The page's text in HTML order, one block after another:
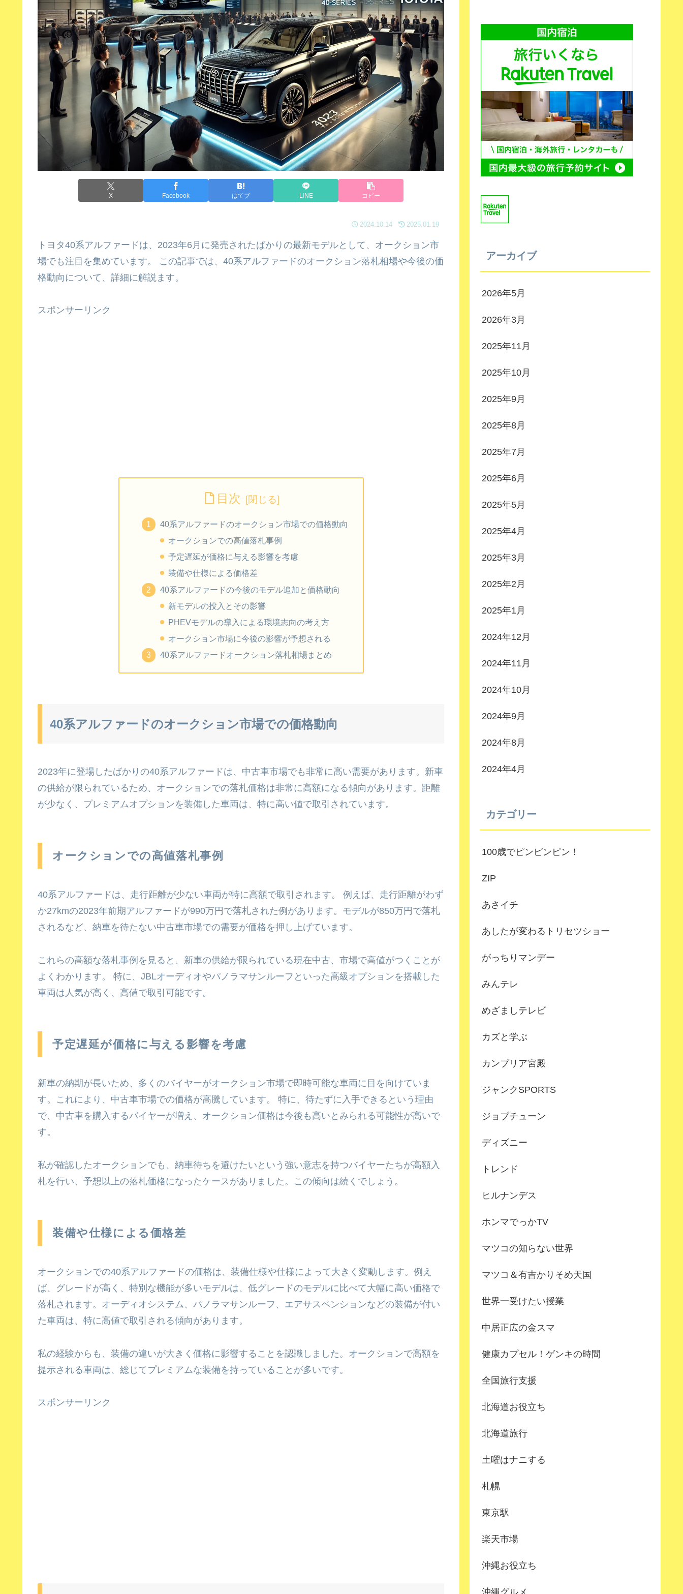
X Facebook はてブ LINE コピー
2024.10.14 2025.01.19
トヨタ40系アルファードは、2023年6月に発売されたばかりの最新モデルとして、オークション市
場でも注目を集めています。 この記事では、40系アルファードのオークション落札相場や今後の価
格動向について、詳細に解説ます。
スポンサーリンク
目次
40系アルファードのオークション市場での価格動向
オークションでの高値落札事例
予定遅延が価格に与える影響を考慮
装備や仕様による価格差
40系アルファードの今後のモデル追加と価格動向
新モデルの投入とその影響
PHEVモデルの導入による環境志向の考え方
オークション市場に今後の影響が予想される
40系アルファードオークション落札相場まとめ
40系アルファードのオークション市場での価格動向
2023年に登場したばかりの40系アルファードは、中古車市場でも非常に高い需要があります。新車
の供給が限られているため、オークションでの落札価格は非常に高額になる傾向があります。距離
が少なく、プレミアムオプションを装備した車両は、特に高い値で取引されています。
オークションでの高値落札事例
40系アルファードは、走行距離が少ない車両が特に高額で取引されます。 例えば、走行距離がわず
か27kmの2023年前期アルファードが990万円で落札された例があります。モデルが850万円で落札
されるなど、納車を待たない中古車市場での需要が価格を押し上げています。
これらの高額な落札事例を見ると、新車の供給が限られている現在中古、市場で高値がつくことが
よくわかります。 特に、JBLオーディオやパノラマサンルーフといった高級オプションを搭載した
車両は人気が高く、高値で取引可能です。
予定遅延が価格に与える影響を考慮
新車の納期が長いため、多くのバイヤーがオークション市場で即時可能な車両に目を向けていま
す。これにより、中古車市場での価格が高騰しています。 特に、待たずに入手できるという理由
で、中古車を購入するバイヤーが増え、オークション価格は今後も高いとみられる可能性が高いで
す。
私が確認したオークションでも、納車待ちを避けたいという強い意志を持つバイヤーたちが高額入
札を行い、予想以上の落札価格になったケースがありました。この傾向は続くでしょう。
装備や仕様による価格差
オークションでの40系アルファードの価格は、装備仕様や仕様によって大きく変動します。例え
ば、グレードが高く、特別な機能が多いモデルは、低グレードのモデルに比べて大幅に高い価格で
落札されます。オーディオシステム、パノラマサンルーフ、エアサスペンションなどの装備が付い
た車両は、特に高値で取引される傾向があります。
私の経験からも、装備の違いが大きく価格に影響することを認識しました。オークションで高額を
提示される車両は、総じてプレミアムな装備を持っていることが多いです。
スポンサーリンク
アーカイブ
2026年5月
2026年3月
2025年11月
2025年10月
2025年9月
2025年8月
2025年7月
2025年6月
2025年5月
2025年4月
2025年3月
2025年2月
2025年1月
2024年12月
2024年11月
2024年10月
2024年9月
2024年8月
2024年4月
カテゴリー
100歳でピンピンピン！
ZIP
あさイチ
あしたが変わるトリセツショー
がっちりマンデー
みんテレ
めざましテレビ
カズと学ぶ
カンブリア宮殿
ジャンクSPORTS
ジョブチューン
ディズニー
トレンド
ヒルナンデス
ホンマでっかTV
マツコの知らない世界
マツコ＆有吉かりそめ天国
世界一受けたい授業
中居正広の金スマ
健康カプセル！ゲンキの時間
全国旅行支援
北海道お役立ち
北海道旅行
土曜はナニする
札幌
東京駅
楽天市場
沖縄お役立ち
沖縄グルメ